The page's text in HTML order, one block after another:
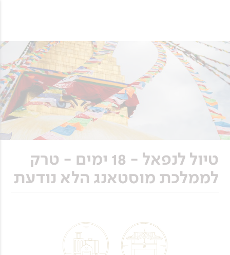
טיול לנפאל - 18 ימים - טרק
לממלכת מוסטאנג הלא נודעת